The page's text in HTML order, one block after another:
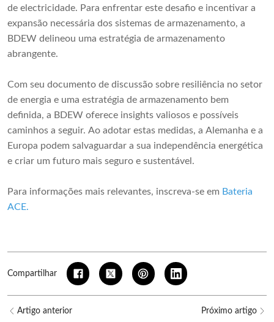
de electricidade. Para enfrentar este desafio e incentivar a
expansão necessária dos sistemas de armazenamento, a
BDEW delineou uma estratégia de armazenamento
abrangente.
Com seu documento de discussão sobre resiliência no setor
de energia e uma estratégia de armazenamento bem
definida, a BDEW oferece insights valiosos e possíveis
caminhos a seguir. Ao adotar estas medidas, a Alemanha e a
Europa podem salvaguardar a sua independência energética
e criar um futuro mais seguro e sustentável.
Para informações mais relevantes, inscreva-se em Bateria
ACE.
Compartilhar
Artigo anterior Próximo artigo